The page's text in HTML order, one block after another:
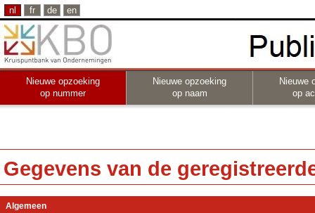
nl fr de en
Nieuwe opzoeking
op nummer
Nieuwe opzoeking
op naam
Nieuwe
op
Gegevens van de
Algemeen